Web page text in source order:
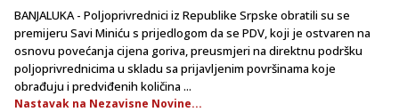
BANJALUKA - Poljoprivrednici iz Republike Srpske obratili su se
premijeru Savi Miniću s prijedlogom da se PDV, koji je ostvaren na
osnovu povećanja cijena goriva, preusmjeri na direktnu podršku
poljoprivrednicima u skladu sa prijavljenim površinama koje
obrađuju i predviđenih količina ...
Nastavak na Nezavisne Novine...